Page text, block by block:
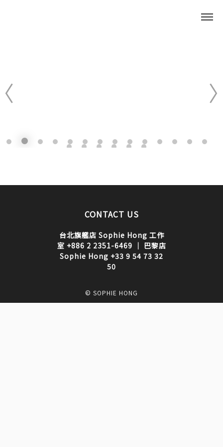
CONTACT US
台北旗艦店 Sophie Hong 工作
室 +886 2 2351-6469 ｜ 巴黎店
Sophie Hong +33 9 54 73 32
50
© SOPHIE HONG